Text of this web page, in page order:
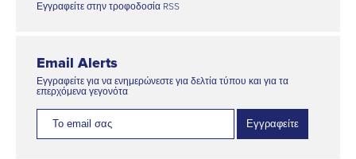
Εγγραφείτε στην τροφοδοσία RSS
Email Alerts
Εγγραφείτε για να ενημερώνεστε για δελτία τύπου και για τα
επερχόμενα γεγονότα
Εγγραφείτε